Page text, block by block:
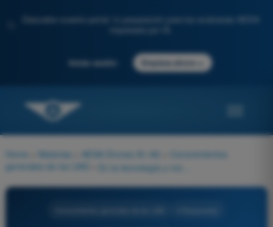
Descubre nuestro portal: tu preparación para los exámenes AESA
Iniciar sesión Empieza ahora
Home Materias AESA Drones A1-A3
Conocimientos
generales de los UAS